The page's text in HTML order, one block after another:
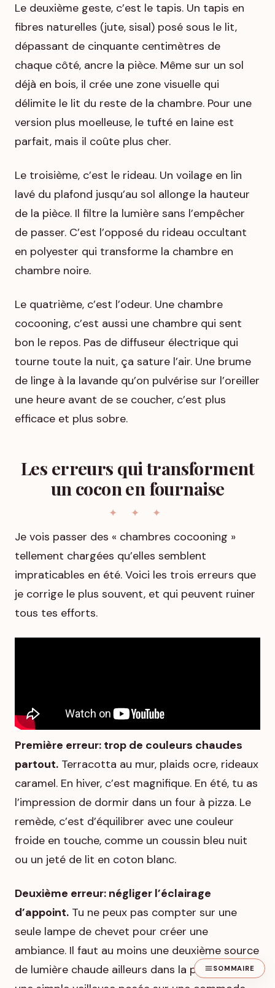
Le deuxième geste, c’est le tapis. Un tapis en
fibres naturelles (jute, sisal) posé sous le lit,
dépassant de cinquante centimètres de
chaque côté, ancre la pièce. Même sur un sol
déjà en bois, il crée une zone visuelle qui
délimite le lit du reste de la chambre. Pour une
version plus moelleuse, le tufté en laine est
parfait, mais il coûte plus cher.
Le troisième, c’est le rideau. Un voilage en lin
lavé du plafond jusqu’au sol allonge la hauteur
de la pièce. Il filtre la lumière sans l’empêcher
de passer. C’est l’opposé du rideau occultant
en polyester qui transforme la chambre en
chambre noire.
Le quatrième, c’est l’odeur. Une chambre
cocooning, c’est aussi une chambre qui sent
bon le repos. Pas de diffuseur électrique qui
tourne toute la nuit, ça sature l’air. Une brume
de linge à la lavande qu’on pulvérise sur l’oreiller
une heure avant de se coucher, c’est plus
efficace et plus sobre.
Les erreurs qui transforment
un cocon en fournaise
Je vois passer des « chambres cocooning »
tellement chargées qu’elles semblent
impraticables en été. Voici les trois erreurs que
je corrige le plus souvent, et qui peuvent ruiner
tous tes efforts.
Première erreur: trop de couleurs chaudes
partout. Terracotta au mur, plaids ocre, rideaux
caramel. En hiver, c’est magnifique. En été, tu as
l’impression de dormir dans un four à pizza. Le
remède, c’est d’équilibrer avec une couleur
froide en touche, comme un coussin bleu nuit
ou un jeté de lit en coton blanc.
Deuxième erreur: négliger l’éclairage
d’appoint. Tu ne peux pas compter sur une
seule lampe de chevet pour créer une
ambiance. Il faut au moins une deuxième source
de lumière chaude ailleurs dans la pièce, même
SOMMAIRE